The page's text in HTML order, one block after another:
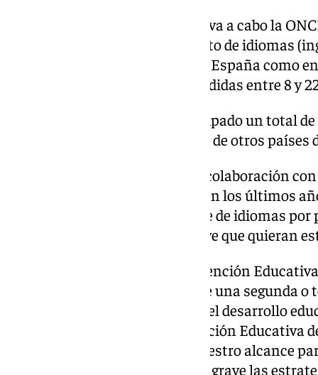
La acción más intensiva que lleva a cabo la
programas de perfeccionamiento de idiomas
desarrollan en verano, tanto en España como
alumnado con edades comprendidas entre 8 y
Este verano de 2024 han participado un total
son españoles y cinco proceden de otros
Por otro lado, con respecto a la colaboración
el British Council han firmado en los últimos
mejorar el acceso al aprendizaje de idiomas
ceguera y deficiencia visual grave que quieran
La jefa del Departamento de Atención
declarado que «el aprendizaje de una segunda
dado el impacto que supone en el desarrollo
desde el Departamento de Atención Educativa
marcha todos los recursos a nuestro alcance
con ceguera o deficiencia visual grave las